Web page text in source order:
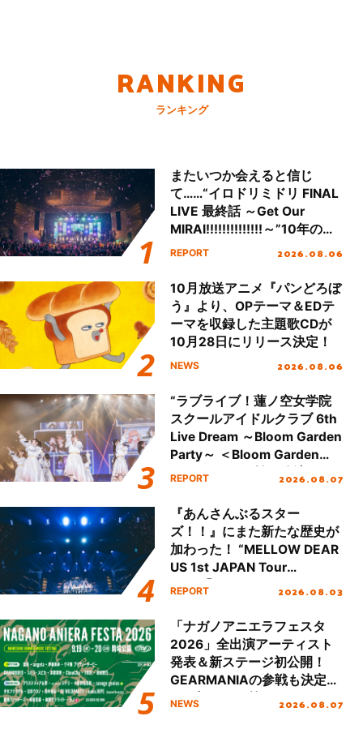
RANKING
ランキング
またいつか会えると信じ
て……“イロドリミドリ FINAL
LIVE 最終話 ～Get Our
MIRAI!!!!!!!!!!!!!!～”10年の活
動を経てファイナルを迎える
REPORT 2026.08.06
10月放送アニメ『パンどろぼ
う』より、OPテーマ＆EDテ
ーマを収録した主題歌CDが
10月28日にリリース決定！
NEWS 2026.08.06
“ラブライブ！蓮ノ空女学院
スクールアイドルクラブ 6th
Live Dream ～Bloom Garden
Party～ ＜Bloom Garden
Party Stage／埼玉公演＞”
REPORT 2026.08.07
『あんさんぶるスター
ズ！！』にまた新たな歴史が
加わった！ “MELLOW DEAR
US 1st JAPAN Tour
Final「NICE to meet YOU
ート!!
REPORT 2026.08.03
「ナガノアニエラフェスタ
2026」全出演アーティスト
発表＆新ステージ初公開！
GEARMANIAの参戦も決定
し、初となる第3ステージの
NEWS 2026.08.07